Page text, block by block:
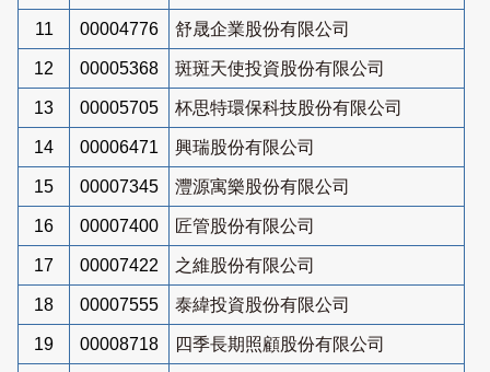
11 00004776 舒晟企業股份有限公司
12 00005368 斑斑天使投資股份有限公司
13 00005705 杯思特環保科技股份有限公司
14 00006471 興瑞股份有限公司
15 00007345 灃源寓樂股份有限公司
16 00007400 匠管股份有限公司
17 00007422 之維股份有限公司
18 00007555 泰緯投資股份有限公司
19 00008718 四季長期照顧股份有限公司